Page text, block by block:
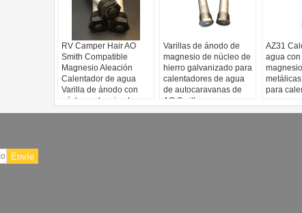
RV Camper Hair AO
Smith Compatible
Magnesio Aleación
Calentador de agua
Varilla de ánodo con
núcleo galvanizado
Varillas de ánodo de
magnesio de núcleo de
hierro galvanizado para
calentadores de agua
de autocaravanas de
AO Smith
AZ31
agua
para
Envíe